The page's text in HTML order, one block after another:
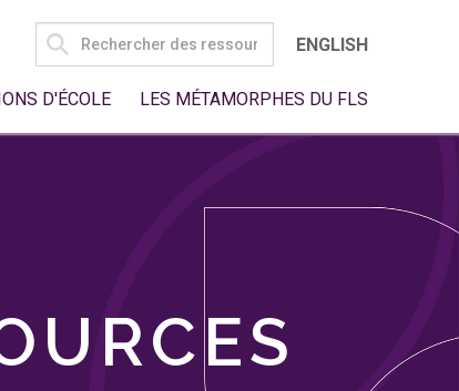
SEARCH
FOR:
ENGLISH
D'ÉCOLE LES MÉTAMORPHES DU FLS